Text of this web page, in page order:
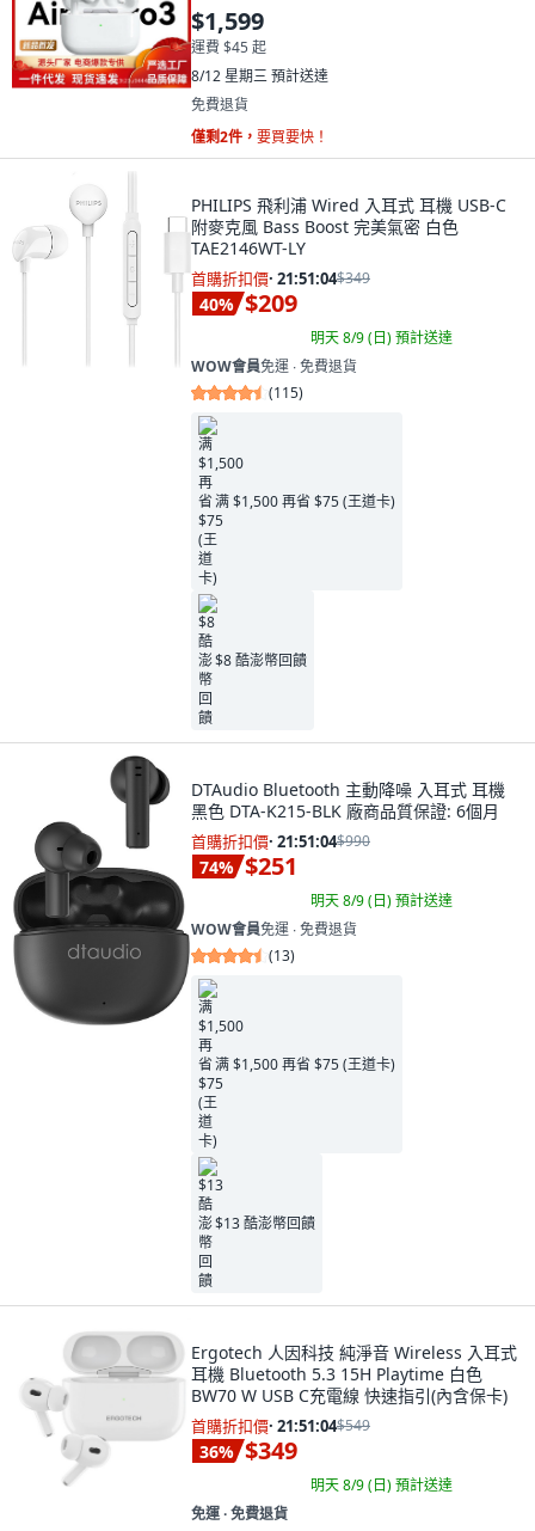
$1,599
運費 $45 起
8/12 星期三預計送達
免費退貨
僅剩2件， 要買要快！
PHILIPS 飛利浦 Wired 入耳式 耳機 USB-C
附麥克風 Bass Boost 完美氣密 白色
TAE2146WT-LY
首購折扣價· 21:51:03$349
40% $209
明天 8/9 (日)預計送達
WOW會員免運 ∙ 免費退貨
(115)
满 $1,500 再省 $75 (王道卡)
$8 酷澎幣回饋
DTAudio Bluetooth 主動降噪 入耳式 耳機
黑色 DTA-K215-BLK 廠商品質保證: 6個月
首購折扣價· 21:51:03$990
74% $251
明天 8/9 (日)預計送達
WOW會員免運 ∙ 免費退貨
(13)
满 $1,500 再省 $75 (王道卡)
$13 酷澎幣回饋
Ergotech 人因科技 純淨音 Wireless 入耳式
耳機 Bluetooth 5.3 15H Playtime 白色
BW70 W USB C充電線 快速指引(內含保卡)
首購折扣價· 21:51:03$549
36% $349
明天 8/9 (日)預計送達
免運 ∙ 免費退貨